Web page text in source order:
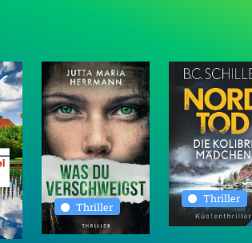
Thriller
Thriller